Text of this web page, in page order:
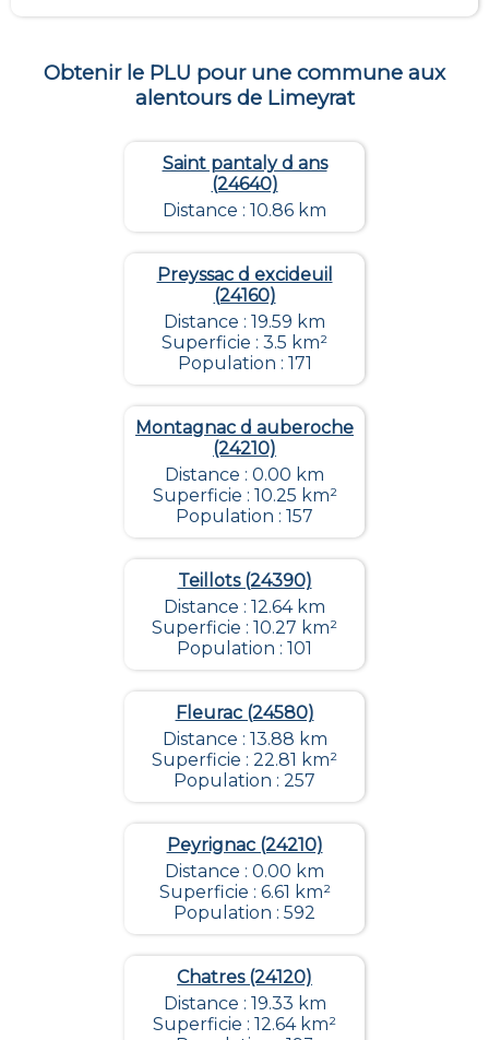
Obtenir le PLU pour une commune aux
alentours de Limeyrat
Saint pantaly d ans
(24640)
Distance : 10.86 km
Preyssac d excideuil
(24160)
Distance : 19.59 km
Superficie : 3.5 km²
Population : 171
Montagnac d auberoche
(24210)
Distance : 0.00 km
Superficie : 10.25 km²
Population : 157
Teillots (24390)
Distance : 12.64 km
Superficie : 10.27 km²
Population : 101
Fleurac (24580)
Distance : 13.88 km
Superficie : 22.81 km²
Population : 257
Peyrignac (24210)
Distance : 0.00 km
Superficie : 6.61 km²
Population : 592
Chatres (24120)
Distance : 19.33 km
Superficie : 12.64 km²